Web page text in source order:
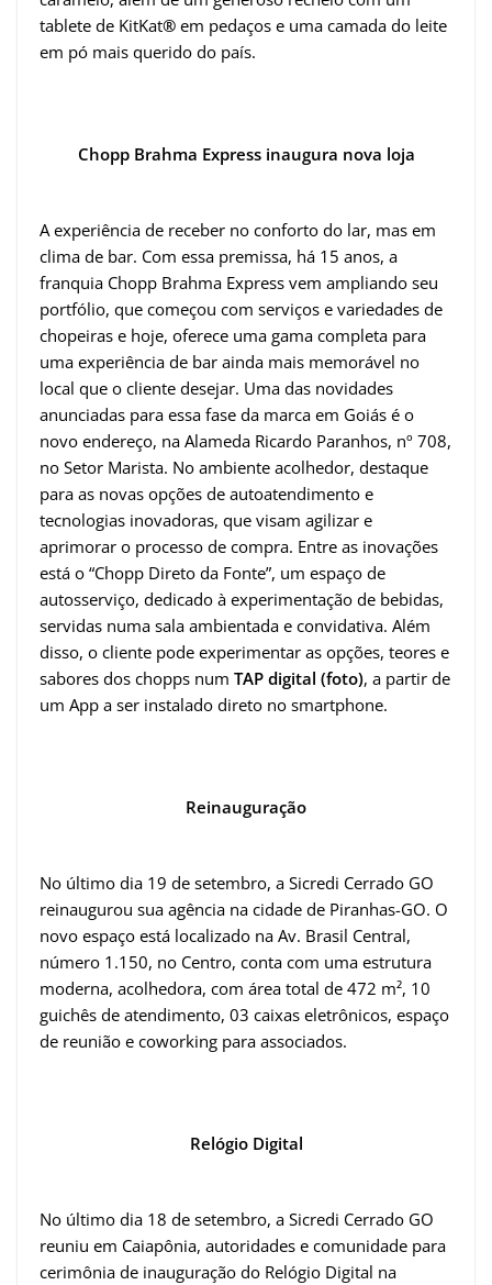
tablete de KitKat® em pedaços e uma camada do leite
em pó mais querido do país.
Chopp Brahma Express inaugura nova loja
A experiência de receber no conforto do lar, mas em
clima de bar. Com essa premissa, há 15 anos, a
franquia Chopp Brahma Express vem ampliando seu
portfólio, que começou com serviços e variedades de
chopeiras e hoje, oferece uma gama completa para
uma experiência de bar ainda mais memorável no
local que o cliente desejar. Uma das novidades
anunciadas para essa fase da marca em Goiás é o
novo endereço, na Alameda Ricardo Paranhos, nº 708,
no Setor Marista. No ambiente acolhedor, destaque
para as novas opções de autoatendimento e
tecnologias inovadoras, que visam agilizar e
aprimorar o processo de compra. Entre as inovações
está o “Chopp Direto da Fonte”, um espaço de
autosserviço, dedicado à experimentação de bebidas,
servidas numa sala ambientada e convidativa. Além
disso, o cliente pode experimentar as opções, teores e
sabores dos chopps num TAP digital (foto), a partir de
um App a ser instalado direto no smartphone.
Reinauguração
No último dia 19 de setembro, a Sicredi Cerrado GO
reinaugurou sua agência na cidade de Piranhas-GO. O
novo espaço está localizado na Av. Brasil Central,
número 1.150, no Centro, conta com uma estrutura
moderna, acolhedora, com área total de 472 m², 10
guichês de atendimento, 03 caixas eletrônicos, espaço
de reunião e coworking para associados.
Relógio Digital
No último dia 18 de setembro, a Sicredi Cerrado GO
reuniu em Caiapônia, autoridades e comunidade para
cerimônia de inauguração do Relógio Digital na